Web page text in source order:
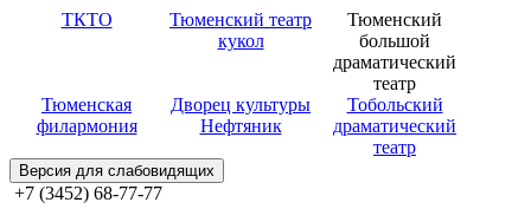
ТКТО
Тюменский театр
кукол
Тюменский
большой
драматический
театр
Тюменская
филармония
Дворец культуры
Нефтяник
Тобольский
драматический
театр
Версия для слабовидящих
+7 (3452) 68-77-77